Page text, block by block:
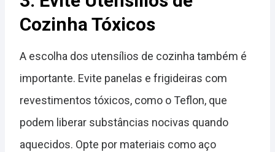
Cozinha Tóxicos
A escolha dos utensílios de cozinha também é
importante. Evite panelas e frigideiras com
revestimentos tóxicos, como o Teflon, que
podem liberar substâncias nocivas quando
aquecidos. Opte por materiais como aço